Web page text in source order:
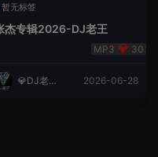
暂无标签
杰专辑2026-DJ老王
30
💎DJ老王
2026-06-28